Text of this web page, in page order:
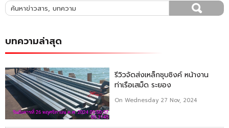
บทความล่าสุด
รีวิวจัดส่งเหล็กชุบซิงค์ หน้างาน
ท่าเรือเสม็ด ระยอง
On Wednesday 27 Nov, 2024